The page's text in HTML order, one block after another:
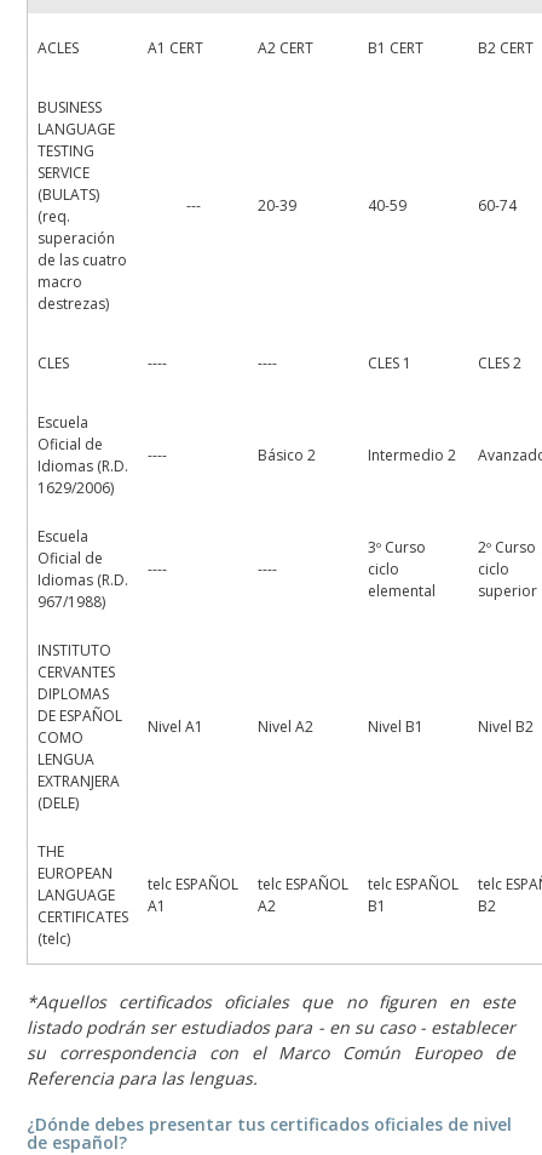
ACLES A1 CERT A2 CERT B1 CERT B2 CERT
BUSINESS
LANGUAGE
TESTING
SERVICE
(BULATS)
(req.
superación
de las cuatro
macro
destrezas)
--- 20-39 40-59 60-74
CLES ---- ---- CLES 1 CLES 2
Escuela
Oficial de
Idiomas (R.D.
1629/2006)
---- Básico 2 Intermedio 2
Escuela
Oficial de
Idiomas (R.D.
967/1988)
---- ----
3º Curso
ciclo
elemental
2º Curso
ciclo
superior
INSTITUTO
CERVANTES
DIPLOMAS
DE ESPAÑOL
COMO
LENGUA
EXTRANJERA
(DELE)
Nivel A1 Nivel A2 Nivel B1 Nivel B2
THE
EUROPEAN
LANGUAGE
CERTIFICATES
(telc)
telc ESPAÑOL
A1
telc ESPAÑOL
A2
telc ESPAÑOL
B1
telc
B2
*Aquellos certificados oficiales que no figuren en este
listado podrán ser estudiados para - en su caso - establecer
su correspondencia con el Marco Común Europeo de
Referencia para las lenguas.
¿Dónde debes presentar tus certificados oficiales de nivel
de español?